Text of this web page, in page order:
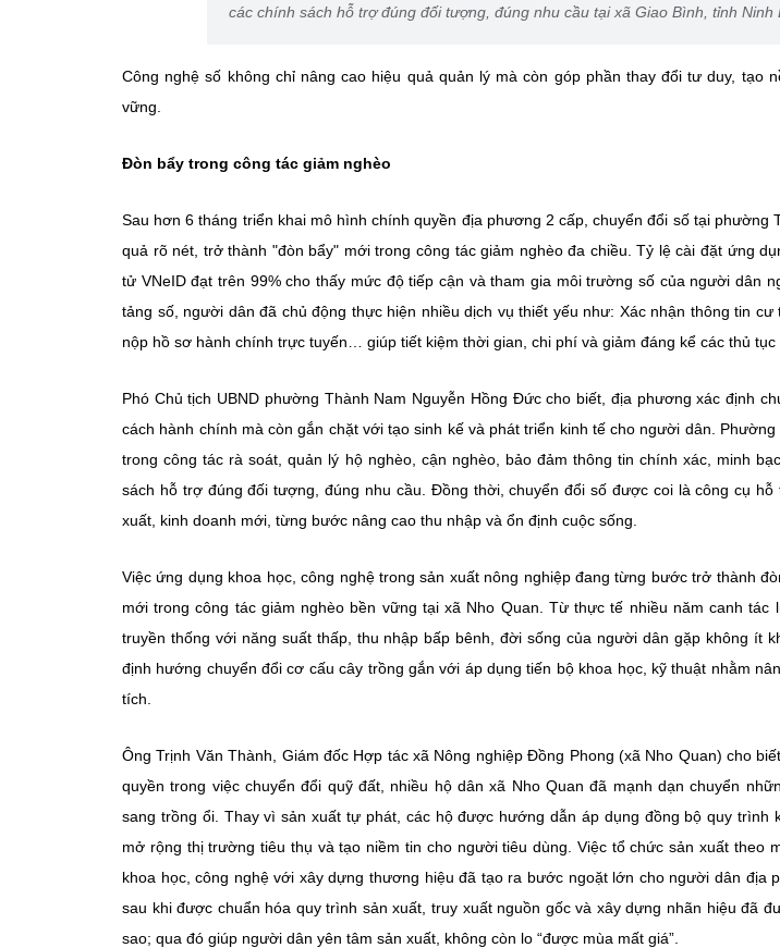
các chính sách hỗ trợ đúng đối tượng, đúng nhu cầu tại xã Giao Bình, tỉnh Ninh
Công nghệ số không chỉ nâng cao hiệu quả quản lý mà còn góp phần thay đổi tư duy, tạo
vững.
Đòn bẩy trong công tác giảm nghèo
Sau hơn 6 tháng triển khai mô hình chính quyền địa phương 2 cấp, chuyển đổi số tại phường
quả rõ nét, trở thành "đòn bẩy" mới trong công tác giảm nghèo đa chiều. Tỷ lệ cài đặt ứng
tử VNeID đạt trên 99% cho thấy mức độ tiếp cận và tham gia môi trường số của người dân
tảng số, người dân đã chủ động thực hiện nhiều dịch vụ thiết yếu như: Xác nhận thông tin cư
nộp hồ sơ hành chính trực tuyến… giúp tiết kiệm thời gian, chi phí và giảm đáng kể các thủ tục
Phó Chủ tịch UBND phường Thành Nam Nguyễn Hồng Đức cho biết, địa phương xác định
cách hành chính mà còn gắn chặt với tạo sinh kế và phát triển kinh tế cho người dân.
trong công tác rà soát, quản lý hộ nghèo, cận nghèo, bảo đảm thông tin chính xác, minh
sách hỗ trợ đúng đối tượng, đúng nhu cầu. Đồng thời, chuyển đổi số được coi là công cụ
xuất, kinh doanh mới, từng bước nâng cao thu nhập và ổn định cuộc sống.
Việc ứng dụng khoa học, công nghệ trong sản xuất nông nghiệp đang từng bước trở thành
mới trong công tác giảm nghèo bền vững tại xã Nho Quan. Từ thực tế nhiều năm canh
truyền thống với năng suất thấp, thu nhập bấp bênh, đời sống của người dân gặp không ít
định hướng chuyển đổi cơ cấu cây trồng gắn với áp dụng tiến bộ khoa học, kỹ thuật nhằm
tích.
Ông Trịnh Văn Thành, Giám đốc Hợp tác xã Nông nghiệp Đồng Phong (xã Nho Quan) cho
quyền trong việc chuyển đổi quỹ đất, nhiều hộ dân xã Nho Quan đã mạnh dạn chuyển
sang trồng ổi. Thay vì sản xuất tự phát, các hộ được hướng dẫn áp dụng đồng bộ quy trình
mở rộng thị trường tiêu thụ và tạo niềm tin cho người tiêu dùng. Việc tổ chức sản xuất theo
khoa học, công nghệ với xây dựng thương hiệu đã tạo ra bước ngoặt lớn cho người dân địa
sau khi được chuẩn hóa quy trình sản xuất, truy xuất nguồn gốc và xây dựng nhãn hiệu đã
sao; qua đó giúp người dân yên tâm sản xuất, không còn lo “được mùa mất giá”.